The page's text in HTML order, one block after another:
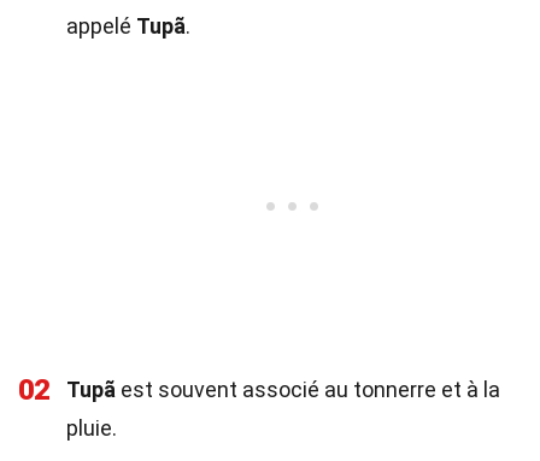
appelé Tupã.
02 Tupã est souvent associé au tonnerre et à la
pluie.